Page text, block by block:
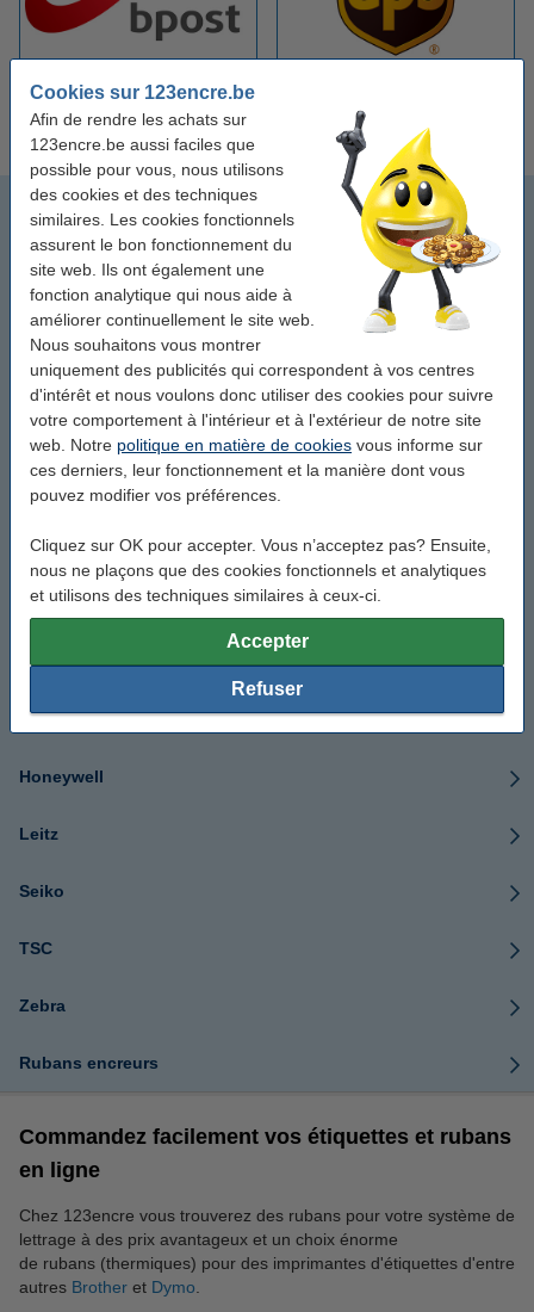
Cookies sur 123encre.be
Afin de rendre les achats sur
123encre.be aussi faciles que
possible pour vous, nous utilisons
des cookies et des techniques
similaires. Les cookies fonctionnels
assurent le bon fonctionnement du
site web. Ils ont également une
fonction analytique qui nous aide à
améliorer continuellement le site web.
Nous souhaitons vous montrer
uniquement des publicités qui correspondent à vos centres
d'intérêt et nous voulons donc utiliser des cookies pour suivre
votre comportement à l'intérieur et à l'extérieur de notre site
web. Notre politique en matière de cookies vous informe sur
ces derniers, leur fonctionnement et la manière dont vous
pouvez modifier vos préférences.
Cliquez sur OK pour accepter. Vous n’acceptez pas? Ensuite,
nous ne plaçons que des cookies fonctionnels et analytiques
et utilisons des techniques similaires à ceux-ci.
Accepter
Refuser
Bpost étiquettes
d'expédition
d'expédition
123encre
Étiquettes code-barres
Étiquettes pour badges nominatifs
Étiquettes d'expédition
Brother
Casio
Citizen
Dymo
Epson
Honeywell
Leitz
Seiko
TSC
Zebra
Rubans encreurs
Commandez facilement vos étiquettes et rubans
en ligne
Chez 123encre vous trouverez des rubans pour votre système de
lettrage à des prix avantageux et un choix énorme
de rubans (thermiques) pour des imprimantes d'étiquettes d'entre
autres Brother et Dymo.